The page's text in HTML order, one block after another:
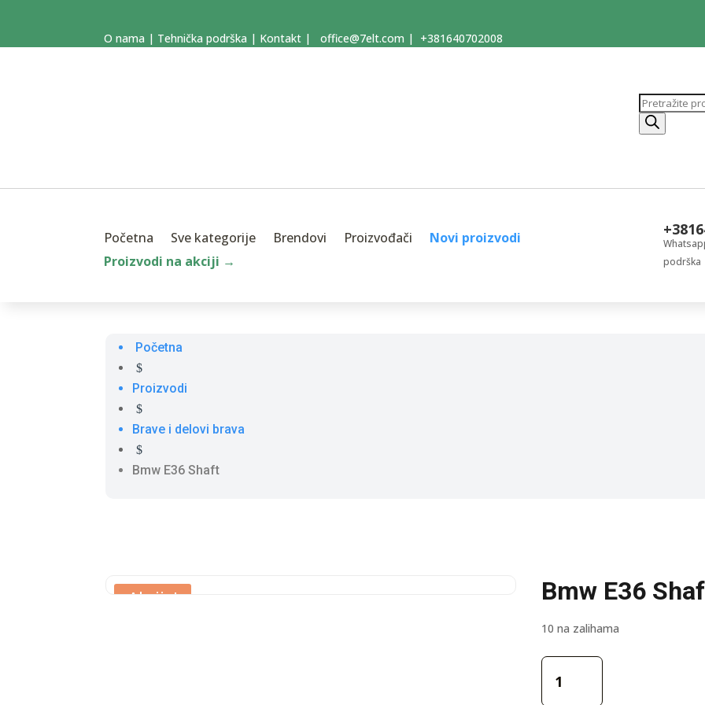
O nama | Tehnička podrška | Kontakt | office@7elt.com | +381640702008
Products
search
Početna Sve kategorije Brendovi Proizvođači
Novi proizvodi
Proizvodi na akciji →
podrška
Početna
$
Proizvodi
$
Brave i delovi brava
$
Bmw E36 Shaft
Akcija! Bmw E36
10 na zalihama
Bmw
E36
Shaft